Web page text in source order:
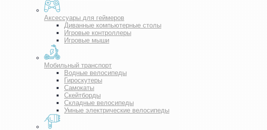
Аксессуары для геймеров
Диванные компьютерные столы
Игровые контроллеры
Игровые мыши
Мобильный транспорт
Водные велосипеды
Гироскутеры
Самокаты
Скейтборды
Складные велосипеды
Умные электрические велосипеды